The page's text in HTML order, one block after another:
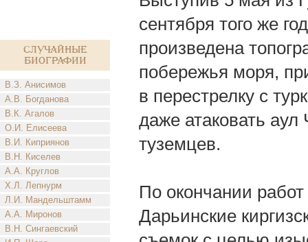
Случайные
биографии
В.З. Анисимов
А.В. Богданова
В.К. Агалов
О.И. Елисеева
В.И. Киприянов
В.Н. Киселев
А.А. Круглов
Х.Л. Лепнурм
Л.И. Мандельштамм
А.А. Миронов
В.Н. Сингаевский
сентября того же
произведена
побережья моря,
в перестрелку с
даже атаковать
туземцев.
По окончании
Дарьинские